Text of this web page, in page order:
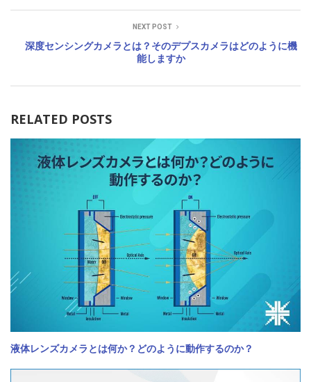
NEXT POST
深度センシングカメラとは？そのデプスカメラはどのように機
能しますか
RELATED POSTS
液体レンズカメラとは何か？どのように動作するのか？